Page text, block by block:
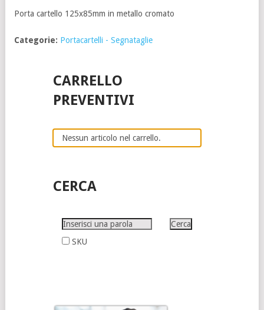
Porta cartello 125x85mm in metallo cromato
Categorie: Portacartelli - Segnataglie
CARRELLO
PREVENTIVI
Nessun articolo nel carrello.
CERCA
SKU